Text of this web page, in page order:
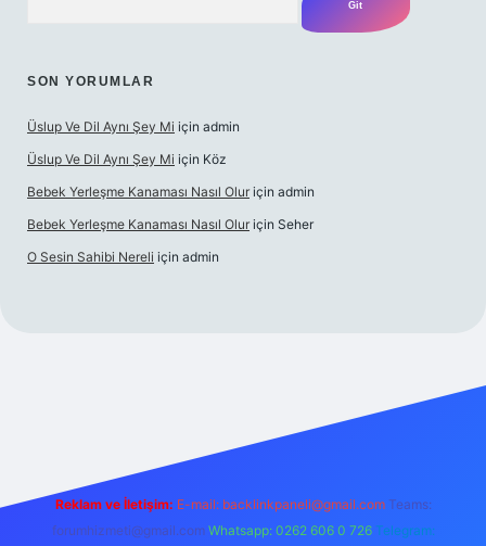
SON YORUMLAR
Üslup Ve Dil Aynı Şey Mi için admin
Üslup Ve Dil Aynı Şey Mi için Köz
Bebek Yerleşme Kanaması Nasıl Olur için admin
Bebek Yerleşme Kanaması Nasıl Olur için Seher
O Sesin Sahibi Nereli için admin
Reklam ve İletişim: E-mail: backlinkpaneli@gmail.com Teams:
forumhizmeti@gmail.com Whatsapp: 0262 606 0 726 Telegram: